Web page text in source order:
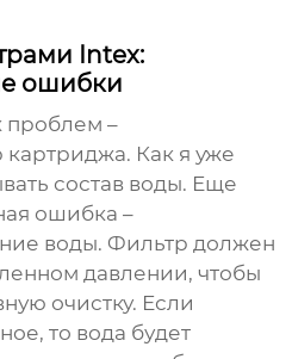
Intex:
ошибки
проблем –
Как я уже
состав воды. Еще
ошибка –
воды. Фильтр должен
давлении, чтобы
очистку. Если
то вода будет